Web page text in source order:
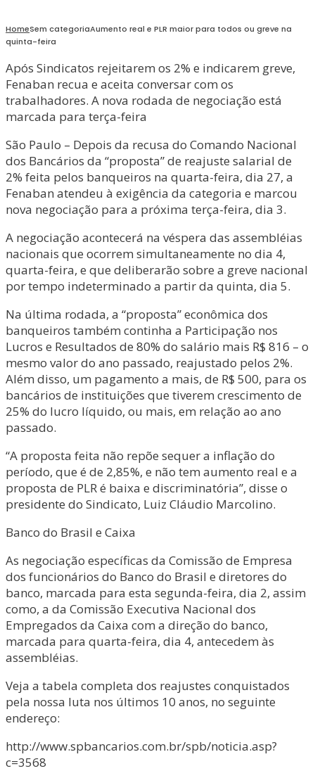
HomeSem categoriaAumento real e PLR maior para todos ou greve na
quinta-feira
Após Sindicatos rejeitarem os 2% e indicarem greve,
Fenaban recua e aceita conversar com os
trabalhadores. A nova rodada de negociação está
marcada para terça-feira
São Paulo – Depois da recusa do Comando Nacional
dos Bancários da “proposta” de reajuste salarial de
2% feita pelos banqueiros na quarta-feira, dia 27, a
Fenaban atendeu à exigência da categoria e marcou
nova negociação para a próxima terça-feira, dia 3.
A negociação acontecerá na véspera das assembléias
nacionais que ocorrem simultaneamente no dia 4,
quarta-feira, e que deliberarão sobre a greve nacional
por tempo indeterminado a partir da quinta, dia 5.
Na última rodada, a “proposta” econômica dos
banqueiros também continha a Participação nos
Lucros e Resultados de 80% do salário mais R$ 816 – o
mesmo valor do ano passado, reajustado pelos 2%.
Além disso, um pagamento a mais, de R$ 500, para os
bancários de instituições que tiverem crescimento de
25% do lucro líquido, ou mais, em relação ao ano
passado.
“A proposta feita não repõe sequer a inflação do
período, que é de 2,85%, e não tem aumento real e a
proposta de PLR é baixa e discriminatória”, disse o
presidente do Sindicato, Luiz Cláudio Marcolino.
Banco do Brasil e Caixa
As negociação específicas da Comissão de Empresa
dos funcionários do Banco do Brasil e diretores do
banco, marcada para esta segunda-feira, dia 2, assim
como, a da Comissão Executiva Nacional dos
Empregados da Caixa com a direção do banco,
marcada para quarta-feira, dia 4, antecedem às
assembléias.
Veja a tabela completa dos reajustes conquistados
pela nossa luta nos últimos 10 anos, no seguinte
endereço:
http://www.spbancarios.com.br/spb/noticia.asp?
c=3568